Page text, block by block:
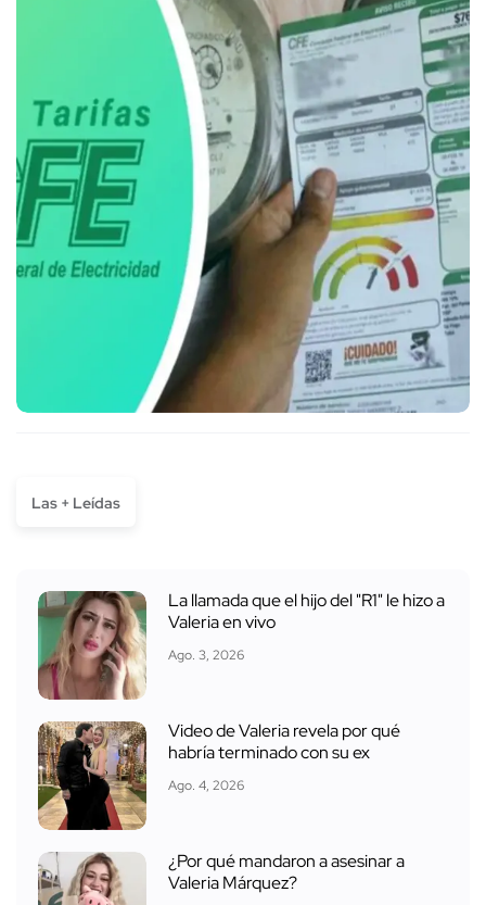
Las + Leídas
La llamada que el hijo del "R1" le hizo a
Valeria en vivo
Ago. 3, 2026
Video de Valeria revela por qué
habría terminado con su ex
Ago. 4, 2026
¿Por qué mandaron a asesinar a
Valeria Márquez?